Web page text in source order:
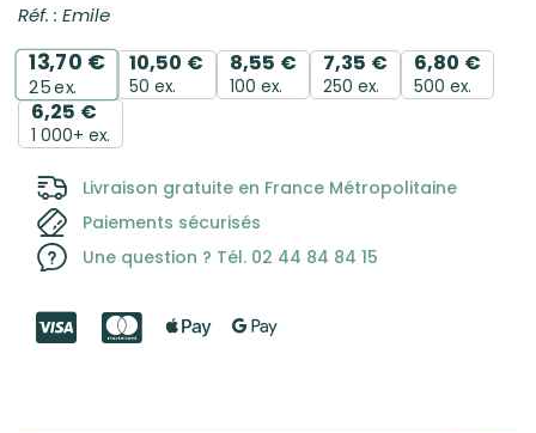
Réf. : Emile
13,70 €
25ex.
10,50 €
50 ex.
8,55 €
100 ex.
7,35 €
250 ex.
6,80 €
500 ex.
6,25 €
1 000+ ex.
Livraison gratuite en France Métropolitaine
Paiements sécurisés
Une question ? Tél. 02 44 84 84 15